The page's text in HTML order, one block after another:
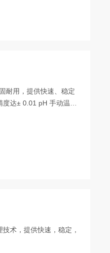
耐用，提供快速、稳定
达± 0.01 pH 手动温度
术，提供快速，稳定，